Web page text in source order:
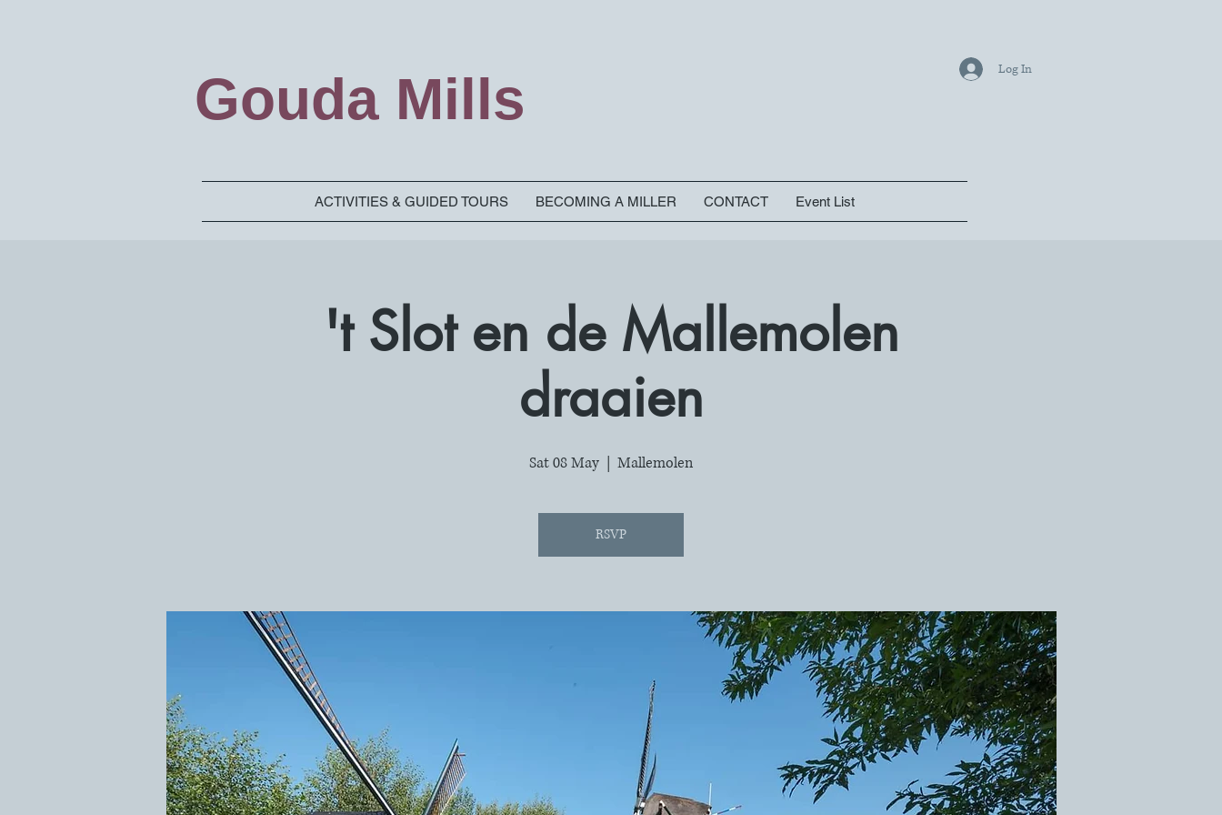
Gouda Mills Log In
ACTIVITIES & GUIDED TOURS BECOMING A MILLER CONTACT Event List
't Slot en de Mallemolen
draaien
Sat 08 May Mallemolen
RSVP